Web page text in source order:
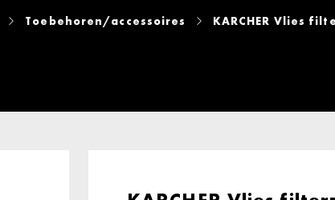
Toebehoren/accessoires KARCHER Vlies